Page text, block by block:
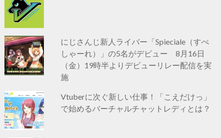
にじさんじ新人ライバー「Spieciale（すぺ
しゃーれ）」の5名がデビュー 8月16日
（金）19時半よりデビューリレー配信を実
施
Vtuberに次ぐ新しい仕事！「こえだけっ」
で始めるバーチャルチャットレディとは？